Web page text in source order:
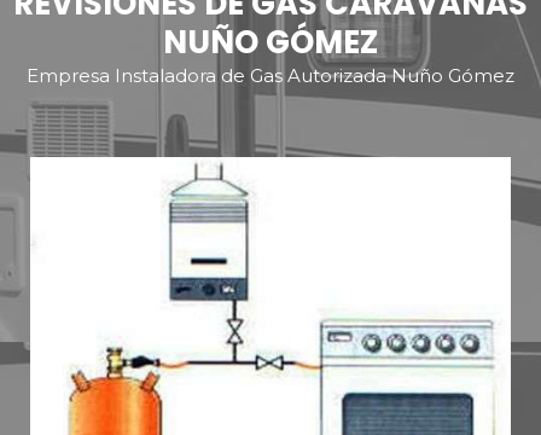
NUÑO GÓMEZ
Empresa Instaladora de Gas Autorizada Nuño Gómez